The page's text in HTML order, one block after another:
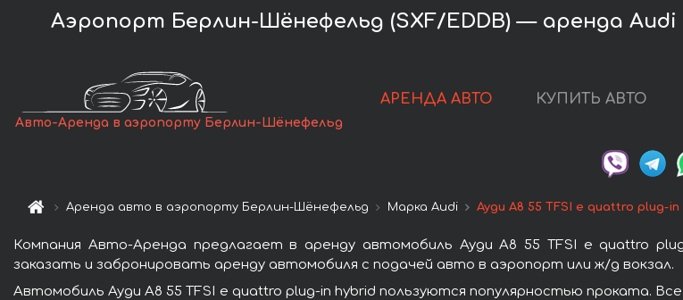
Аэропорт Берлин-Шёнефельд (SXF/EDDB) — аренда
Авто-Аренда в аэропорту Берлин-Шёнефельд
АРЕНДА АВТО КУПИТЬ АВТО
Аренда авто в аэропорту Берлин-Шёнефельд Марка Audi Ауди A8 55 TFSI e quattro plug-in
Компания Авто-Аренда предлагает в аренду автомобиль Ауди A8 55 TFSI e quattro
заказать и забронировать аренду автомобиля с подачей авто в аэропорт или ж/д вокзал.
Автомобиль Ауди A8 55 TFSI e quattro plug-in hybrid пользуются популярностью проката.